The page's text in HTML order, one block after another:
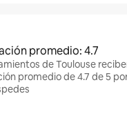
promedio: 4.7
de Toulouse
promedio de 4.7 de 5